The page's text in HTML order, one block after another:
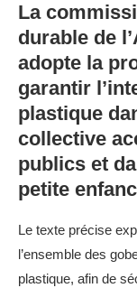
Réparation,
Zero Waste
Europe publie
de la loi Climat
vrac.
Industrie &
La France
cadre du
commun sur
conducteur
La
durable de
adopte la
garantir
plastique
collective
publics et
petite
Le texte précise
l’ensemble des
plastique, afin de